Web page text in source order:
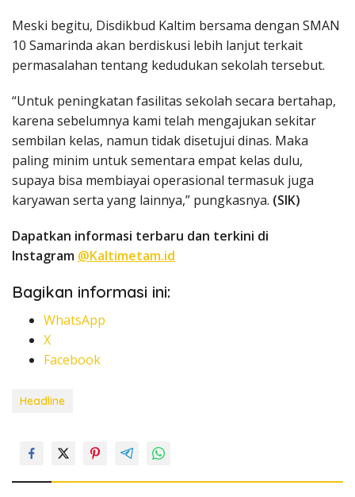
Meski begitu, Disdikbud Kaltim bersama dengan SMAN
10 Samarinda akan berdiskusi lebih lanjut terkait
permasalahan tentang kedudukan sekolah tersebut.
“Untuk peningkatan fasilitas sekolah secara bertahap,
karena sebelumnya kami telah mengajukan sekitar
sembilan kelas, namun tidak disetujui dinas. Maka
paling minim untuk sementara empat kelas dulu,
supaya bisa membiayai operasional termasuk juga
karyawan serta yang lainnya,” pungkasnya. (SIK)
Dapatkan informasi terbaru dan terkini di
Instagram @Kaltimetam.id
Bagikan informasi ini:
WhatsApp
X
Facebook
Headline